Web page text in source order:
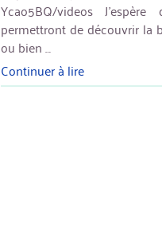
Ycao5BQ/videos
permettront de découvrir la
ou bien …
Continuer à lire« Prédications
de